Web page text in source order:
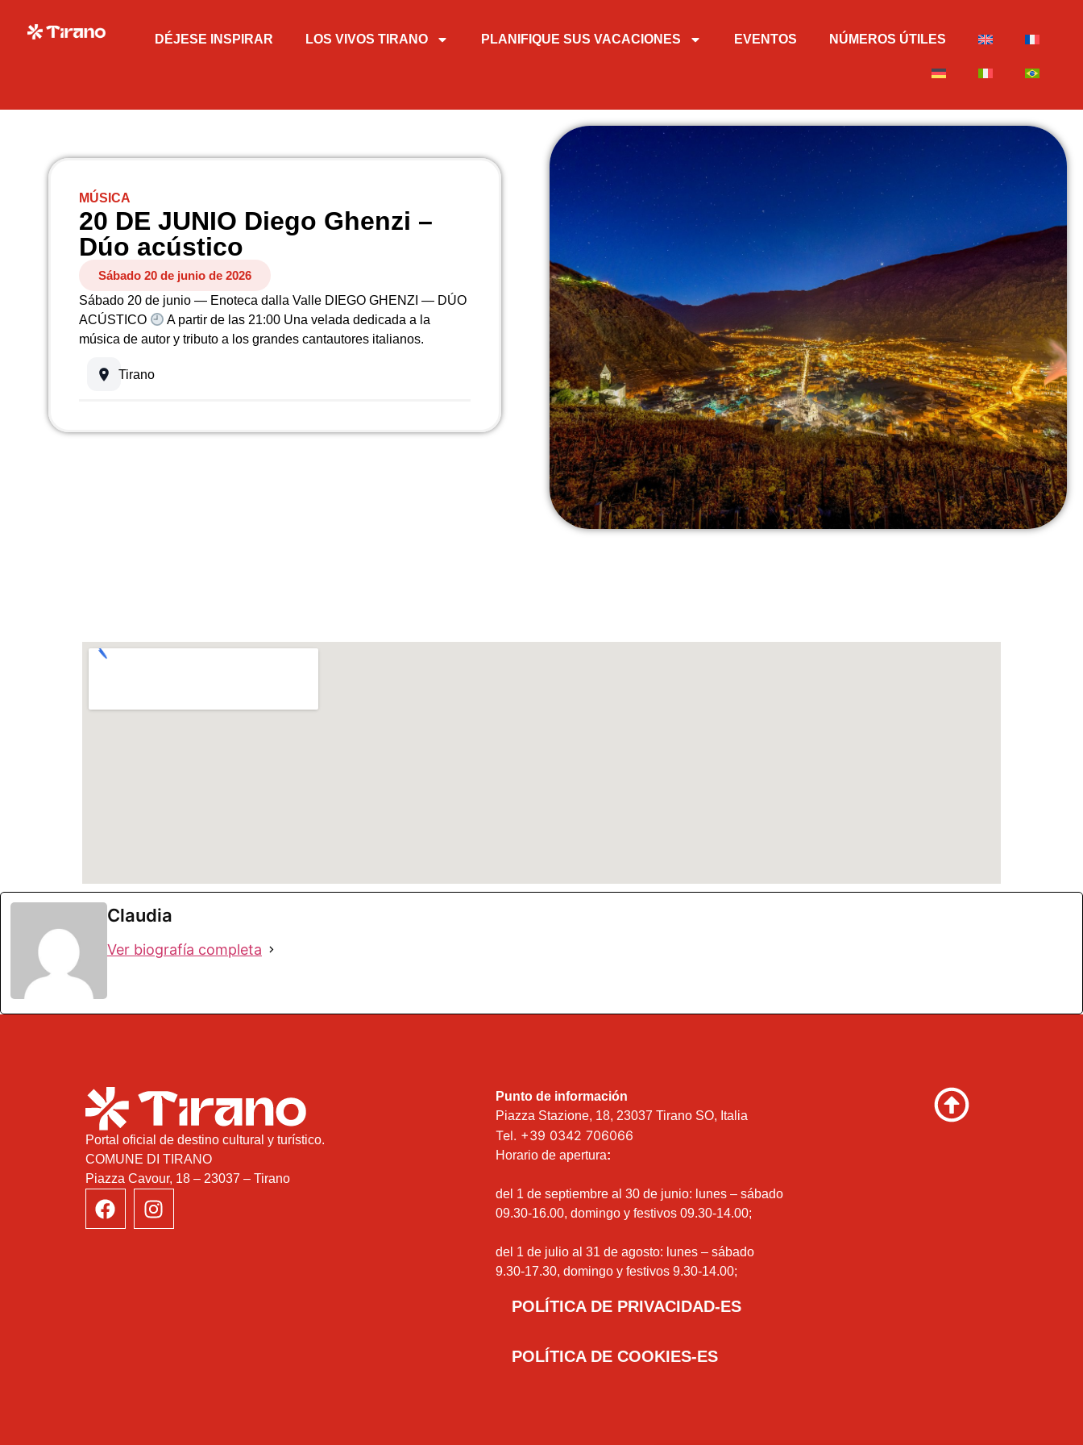
DÉJESE INSPIRAR LOS VIVOS TIRANO PLANIFIQUE SUS VACACIONES EVENTOS NÚMEROS ÚTILES
MÚSICA
20 DE JUNIO Diego Ghenzi –
Dúo acústico
Sábado 20 de junio de 2026
Sábado 20 de junio — Enoteca dalla Valle DIEGO GHENZI — DÚO
ACÚSTICO
A partir de las 21:00 Una velada dedicada a la
música de autor y tributo a los grandes cantautores italianos.
Tirano
Claudia
Ver biografía completa
Portal oficial de destino cultural y turístico.
COMUNE DI TIRANO
Piazza Cavour, 18 – 23037 – Tirano
Punto de información
Piazza Stazione, 18, 23037 Tirano SO, Italia
Tel. +39 0342 706066
Horario de apertura:
del 1 de septiembre al 30 de junio: lunes – sábado
09.30-16.00, domingo y festivos 09.30-14.00;
del 1 de julio al 31 de agosto: lunes – sábado
9.30-17.30, domingo y festivos 9.30-14.00;
POLÍTICA DE PRIVACIDAD-ES
POLÍTICA DE COOKIES-ES